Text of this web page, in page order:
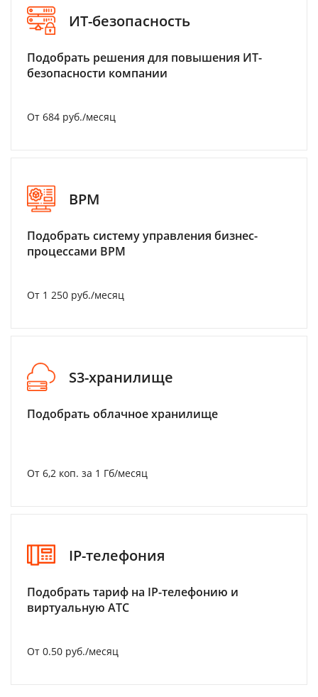
ИТ-безопасность
Подобрать решения для повышения ИТ-
безопасности компании
От 684 руб./месяц
BPM
Подобрать систему управления бизнес-
процессами BPM
От 1 250 руб./месяц
S3-хранилище
Подобрать облачное хранилище
От 6,2 коп. за 1 Гб/месяц
IP-телефония
Подобрать тариф на IP-телефонию и
виртуальную АТС
От 0.50 руб./месяц